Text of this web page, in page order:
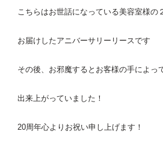
こちらはお世話になっている美容室様の
お届けしたアニバーサリーリースです
その後、お邪魔するとお客様の手によっ
出来上がっていました！
20周年心よりお祝い申し上げます！